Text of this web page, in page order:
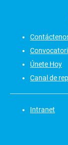
Únete Hoy
Canal de
Intranet